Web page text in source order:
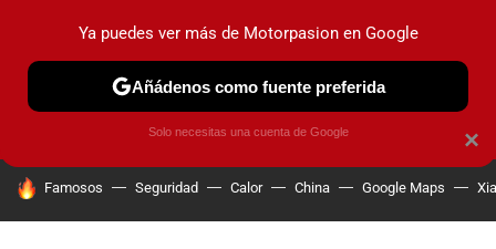
PRUEBAS COCHES ELÉCTRICOS OBSERVATORIO
HOY SE HABLA DE
Famosos Seguridad Calor China Google Maps
×
Ya puedes ver más de Motorpasion en Google
Añádenos como fuente preferida
Solo necesitas una cuenta de Google